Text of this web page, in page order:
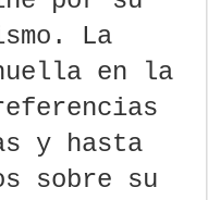
La
en la
y hasta
sobre su